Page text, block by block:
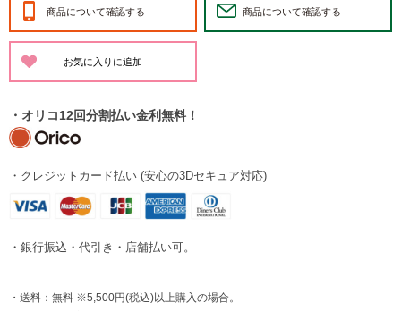
商品について確認する 商品について確認する
・オリコ12回分割払い金利無料！
・クレジットカード払い (安心の3Dセキュア対応)
・銀行振込・代引き・店舗払い可。
・送料：無料 ※5,500円(税込)以上購入の場合。